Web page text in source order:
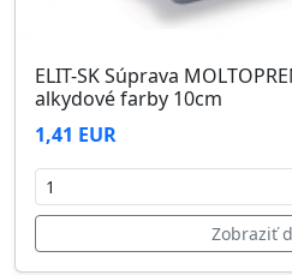
ELIT-SK Súprava
alkydové farby 10cm
1,41 EUR
Zobraziť